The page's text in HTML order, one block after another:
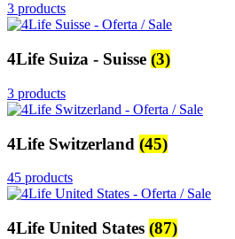
3 products
4Life Suiza - Suisse (3)
3 products
4Life Switzerland (45)
45 products
4Life United States (87)